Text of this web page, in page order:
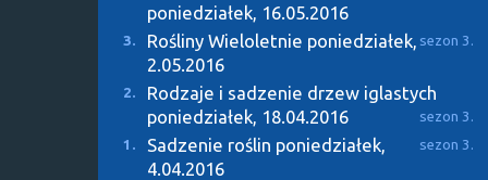
poniedziałek, 16.05.2016
3. Rośliny Wieloletnie sezon 3.
poniedziałek,
2.05.2016
2. Rodzaje i sadzenie drzew iglastych
sezon 3.
poniedziałek, 18.04.2016
1. Sadzenie roślin sezon 3.
poniedziałek,
4.04.2016